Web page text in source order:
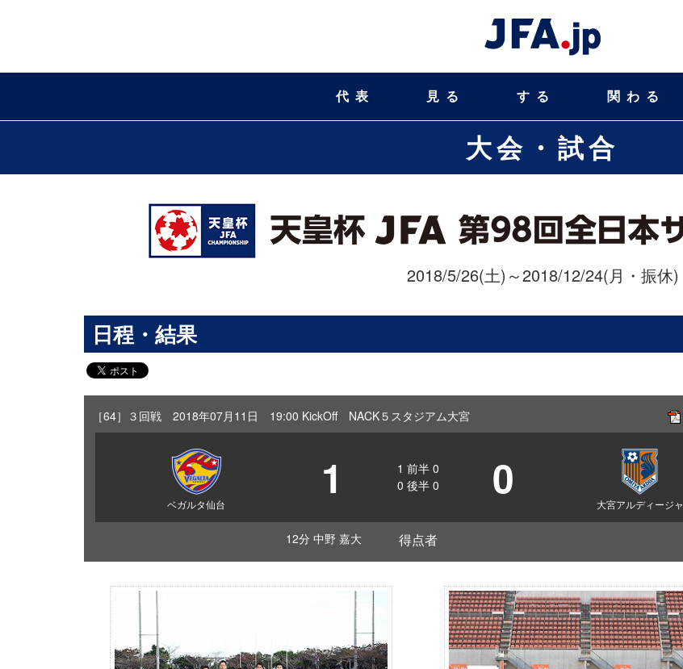
代表 見る する 関わる
大会・試合
2018/5/26(土)～2018/12/24(月・振休)
日程・結果
［64］３回戦 2018年07月11日 19:00 KickOff NACK５スタジアム大宮
ベガルタ仙台 1 1 前半 0
0 後半 0 0 大宮アルディージャ
12分 中野 嘉大 得点者